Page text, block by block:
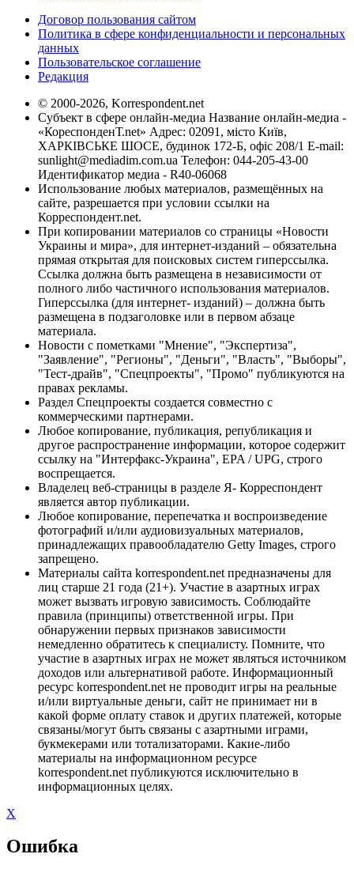
Договор пользования сайтом
Политика в сфере конфиденциальности и персональных
данных
Пользовательское соглашение
Редакция
© 2000-2026, Korrespondent.net
Субъект в сфере онлайн-медиа Название онлайн-медиа -
«КореспонденТ.net» Адрес: 02091, місто Київ,
ХАРКІВСЬКЕ ШОСЕ, будинок 172-Б, офіс 208/1 E-mail:
sunlight@mediadim.com.ua Телефон: 044-205-43-00
Идентификатор медиа - R40-06068
Использование любых материалов, размещённых на
сайте, разрешается при условии ссылки на
Корреспондент.net.
При копировании материалов со страницы «Новости
Украины и мира», для интернет-изданий – обязательна
прямая открытая для поисковых систем гиперссылка.
Ссылка должна быть размещена в независимости от
полного либо частичного использования материалов.
Гиперссылка (для интернет- изданий) – должна быть
размещена в подзаголовке или в первом абзаце
материала.
Новости с пометками "Мнение", "Экспертиза",
"Заявление", "Регионы", "Деньги", "Власть", "Выборы",
"Тест-драйв", "Спецпроекты", "Промо" публикуются на
правах рекламы.
Раздел Спецпроекты создается совместно с
коммерческими партнерами.
Любое копирование, публикация, републикация и
другое распространение информации, которое содержит
ссылку на "Интерфакс-Украина", EPA / UPG, строго
воспрещается.
Владелец веб-страницы в разделе Я- Корреспондент
является автор публикации.
Любое копирование, перепечатка и воспроизведение
фотографий и/или аудиовизуальных материалов,
принадлежащих правообладателю Getty Images, строго
запрещено.
Материалы сайта korrespondent.net предназначены для
лиц старше 21 года (21+). Участие в азартных играх
может вызвать игровую зависимость. Соблюдайте
правила (принципы) ответственной игры. При
обнаружении первых признаков зависимости
немедленно обратитесь к специалисту. Помните, что
участие в азартных играх не может являться источником
доходов или альтернативой работе. Информационный
ресурс korrespondent.net не проводит игры на реальные
и/или виртуальные деньги, сайт не принимает ни в
какой форме оплату ставок и других платежей, которые
связаны/могут быть связаны с азартными играми,
букмекерами или тотализаторами. Какие-либо
материалы на информационном ресурсе
korrespondent.net публикуются исключительно в
информационных целях.
X
Ошибка